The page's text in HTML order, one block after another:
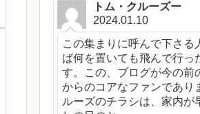
トム・クルーズー
2024.01.10
この集まりに呼んで下さる
ば何を置いても飛んで行っ
す。この、ブログが今の前
からのコアなファンであり
ルーズのチラシは、家内が